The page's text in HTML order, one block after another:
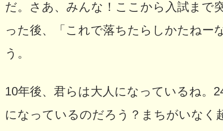
だ。さあ、みんな！ここから入試まで
った後、「これで落ちたらしかたねー
う。
10年後、君らは大人になっているね。
になっているのだろう？まちがいなく